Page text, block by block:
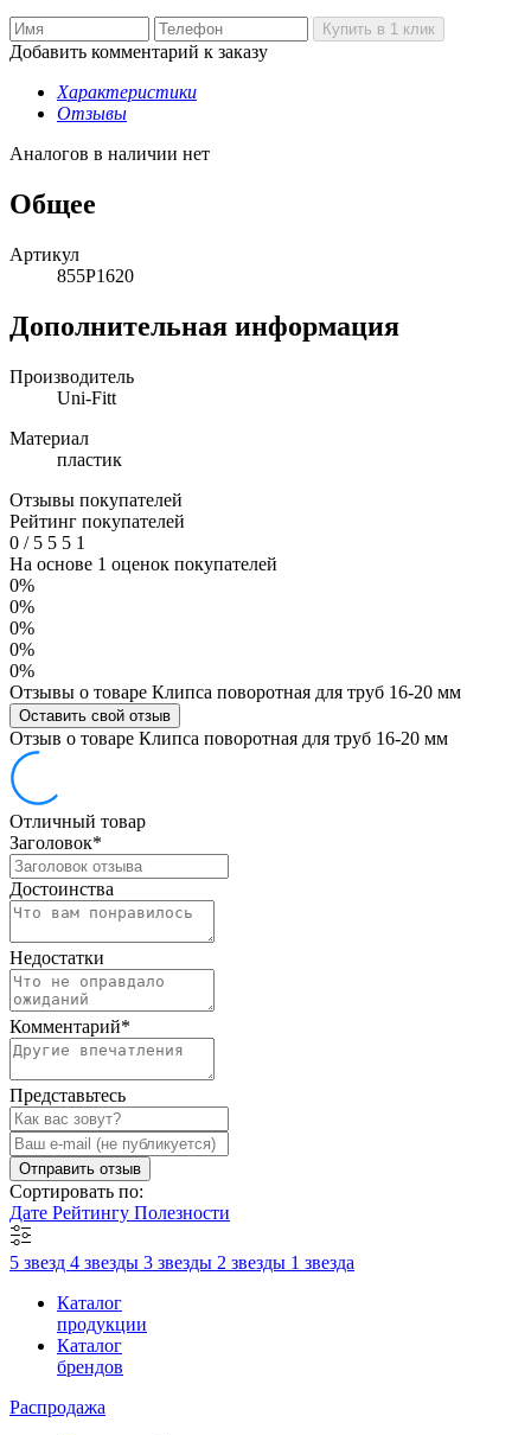
Добавить комментарий к заказу
Характеристики
Отзывы
Аналогов в наличии нет
Общее
Артикул
855P1620
Дополнительная информация
Производитель
Uni-Fitt
Материал
пластик
Отзывы покупателей
Рейтинг покупателей
0 /5 5 5 1
На основе 1 оценок покупателей
0%
0%
0%
0%
0%
Отзывы о товаре Клипса поворотная для труб 16-20 мм
Оставить свой отзыв
Отзыв о товаре Клипса поворотная для труб 16-20 мм
Отличный товар
Заголовок*
Достоинства
Недостатки
Комментарий*
Представьтесь
Отправить отзыв
Сортировать по:
Дате Рейтингу Полезности
5 звезд 4 звезды 3 звезды 2 звезды 1 звезда
Каталог
продукции
Каталог
брендов
Распродажа